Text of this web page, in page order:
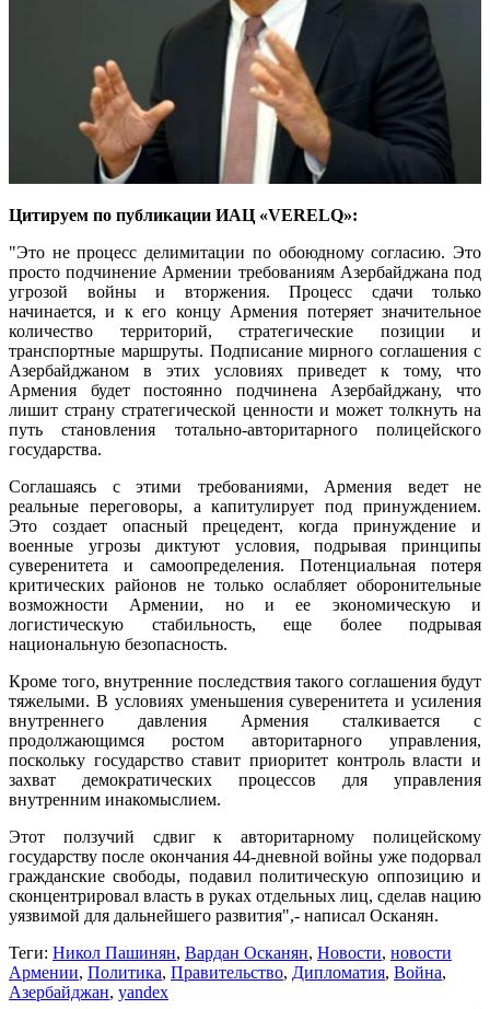
Цитируем по публикации ИАЦ «VERELQ»:
"Это не процесс делимитации по обоюдному согласию. Это
просто подчинение Армении требованиям Азербайджана под
угрозой войны и вторжения. Процесс сдачи только
начинается, и к его концу Армения потеряет значительное
количество территорий, стратегические позиции и
транспортные маршруты. Подписание мирного соглашения с
Азербайджаном в этих условиях приведет к тому, что
Армения будет постоянно подчинена Азербайджану, что
лишит страну стратегической ценности и может толкнуть на
путь становления тотально-авторитарного полицейского
государства.
Соглашаясь с этими требованиями, Армения ведет не
реальные переговоры, а капитулирует под принуждением.
Это создает опасный прецедент, когда принуждение и
военные угрозы диктуют условия, подрывая принципы
суверенитета и самоопределения. Потенциальная потеря
критических районов не только ослабляет оборонительные
возможности Армении, но и ее экономическую и
логистическую стабильность, еще более подрывая
национальную безопасность.
Кроме того, внутренние последствия такого соглашения будут
тяжелыми. В условиях уменьшения суверенитета и усиления
внутреннего давления Армения сталкивается с
продолжающимся ростом авторитарного управления,
поскольку государство ставит приоритет контроль власти и
захват демократических процессов для управления
внутренним инакомыслием.
Этот ползучий сдвиг к авторитарному полицейскому
государству после окончания 44-дневной войны уже подорвал
гражданские свободы, подавил политическую оппозицию и
сконцентрировал власть в руках отдельных лиц, сделав нацию
уязвимой для дальнейшего развития",- написал Осканян.
Теги: Никол Пашинян, Вардан Осканян, Новости, новости
Армении, Политика, Правительство, Дипломатия, Война,
Азербайджан, yandex